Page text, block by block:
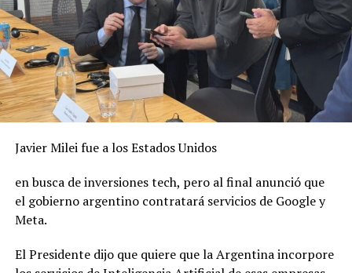
Javier Milei fue a los Estados Unidos
en busca de inversiones tech, pero al final anunció que
el gobierno argentino contratará servicios de Google y
Meta.
El Presidente dijo que quiere que la Argentina incorpore